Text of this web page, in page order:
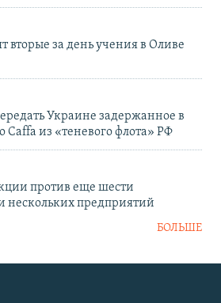
вторые за день учения в Оливе
Украине задержанное в
Caffa из «теневого флота» РФ
против еще шести
нескольких предприятий
БОЛЬШЕ